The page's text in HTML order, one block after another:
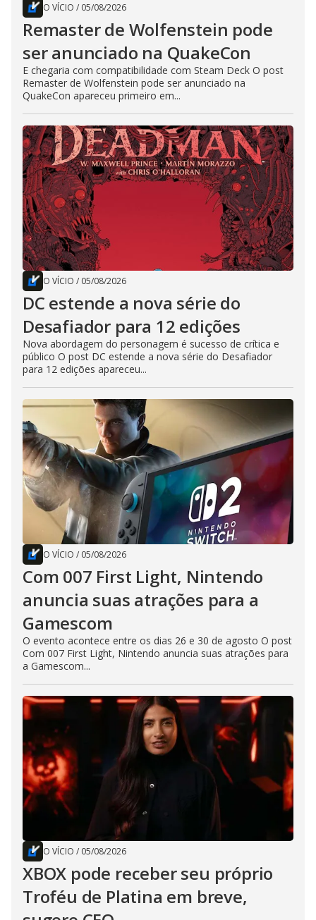
O VÍCIO / 05/08/2026
Remaster de Wolfenstein pode
ser anunciado na QuakeCon
E chegaria com compatibilidade com Steam Deck O post
Remaster de Wolfenstein pode ser anunciado na
QuakeCon apareceu primeiro em...
O VÍCIO / 05/08/2026
DC estende a nova série do
Desafiador para 12 edições
Nova abordagem do personagem é sucesso de crítica e
público O post DC estende a nova série do Desafiador
para 12 edições apareceu...
O VÍCIO / 05/08/2026
Com 007 First Light, Nintendo
anuncia suas atrações para a
Gamescom
O evento acontece entre os dias 26 e 30 de agosto O post
Com 007 First Light, Nintendo anuncia suas atrações para
a Gamescom...
O VÍCIO / 05/08/2026
XBOX pode receber seu próprio
Troféu de Platina em breve,